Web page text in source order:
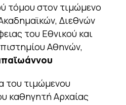
τόμου στον τιμώμενο
Διεθνών
του Εθνικού και
Αθηνών,
του τιμώμενου
καθηγητή Αρχαίας